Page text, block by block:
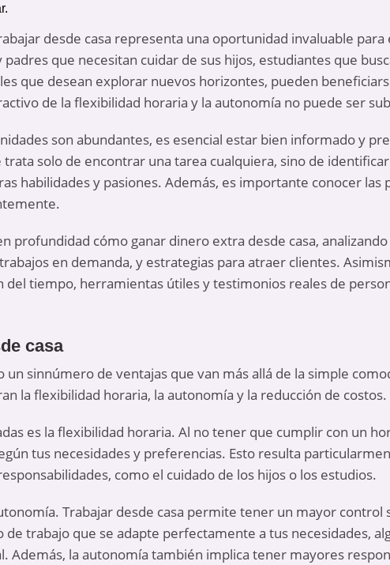
desde casa representa una oportunidad invaluable para
que necesitan cuidar de sus hijos, estudiantes que
que desean explorar nuevos horizontes, pueden
de la flexibilidad horaria y la autonomía no puede ser
son abundantes, es esencial estar bien informado y
solo de encontrar una tarea cualquiera, sino de
habilidades y pasiones. Además, es importante conocer las
profundidad cómo ganar dinero extra desde casa, analizando
en demanda, y estrategias para atraer clientes.
del tiempo, herramientas útiles y testimonios reales de
casa
un sinnúmero de ventajas que van más allá de la simple
la flexibilidad horaria, la autonomía y la reducción de costos.
es la flexibilidad horaria. Al no tener que cumplir con un
tus necesidades y preferencias. Esto resulta
como el cuidado de los hijos o los estudios.
Trabajar desde casa permite tener un mayor
de trabajo que se adapte perfectamente a tus necesidades,
Además, la autonomía también implica tener mayores